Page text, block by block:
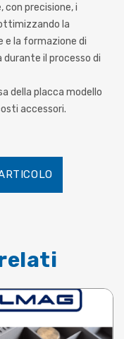
con precisione, i
la
la formazione di
il processo di
della placca modello
accessori.